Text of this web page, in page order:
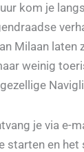
kom je
Milaan laten
weinig
je via e-
starten en